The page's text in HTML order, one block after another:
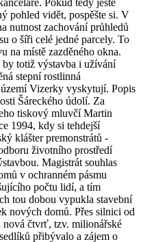
Pokud tedy ještě
pohled vidět, pospěšte si. V
nutnost zachování průhledů
o šíři celé jedné parcely. To
na místě zazděného okna.
totiž výstavba i užívání
stepní rostlinná
území Vizerky vyskytují. Popis
Šáreckého údolí. Za
tiskový mluvčí Martin
1994, kdy si tehdejší
klášter premonstrátů -
životního prostředí
Magistrát souhlas
v ochranném pásmu
počtu lidí, a tím
tou dobou vypukla stavební
nových domů. Přes silnici od
čtvrť, tzv. milionářské
přibývalo a zájem o